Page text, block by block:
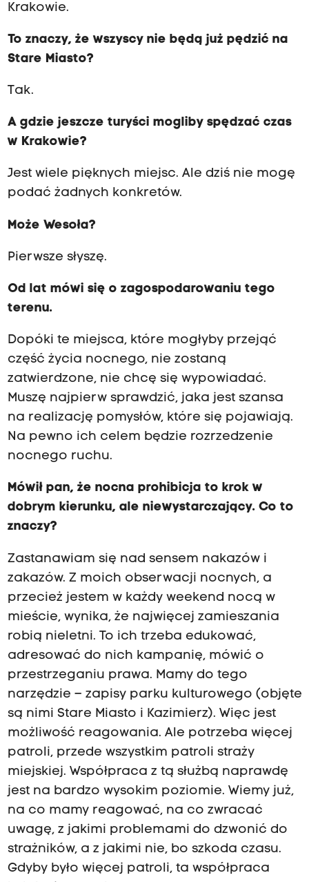
Krakowie.
To znaczy, że wszyscy nie będą już pędzić na
Stare Miasto?
Tak.
A gdzie jeszcze turyści mogliby spędzać czas
w Krakowie?
Jest wiele pięknych miejsc. Ale dziś nie mogę
podać żadnych konkretów.
Może Wesoła?
Pierwsze słyszę.
Od lat mówi się o zagospodarowaniu tego
terenu.
Dopóki te miejsca, które mogłyby przejąć
część życia nocnego, nie zostaną
zatwierdzone, nie chcę się wypowiadać.
Muszę najpierw sprawdzić, jaka jest szansa
na realizację pomysłów, które się pojawiają.
Na pewno ich celem będzie rozrzedzenie
nocnego ruchu.
Mówił pan, że nocna prohibicja to krok w
dobrym kierunku, ale niewystarczający. Co to
znaczy?
Zastanawiam się nad sensem nakazów i
zakazów. Z moich obserwacji nocnych, a
przecież jestem w każdy weekend nocą w
mieście, wynika, że najwięcej zamieszania
robią nieletni. To ich trzeba edukować,
adresować do nich kampanię, mówić o
przestrzeganiu prawa. Mamy do tego
narzędzie – zapisy parku kulturowego (objęte
są nimi Stare Miasto i Kazimierz). Więc jest
możliwość reagowania. Ale potrzeba więcej
patroli, przede wszystkim patroli straży
miejskiej. Współpraca z tą służbą naprawdę
jest na bardzo wysokim poziomie. Wiemy już,
na co mamy reagować, na co zwracać
uwagę, z jakimi problemami do dzwonić do
strażników, a z jakimi nie, bo szkoda czasu.
Gdyby było więcej patroli, ta współpraca